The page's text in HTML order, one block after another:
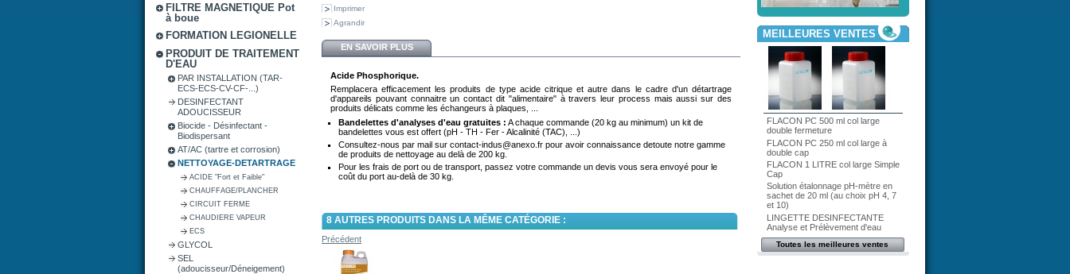
FILTRE MAGNETIQUE Pot
à boue
FORMATION LEGIONELLE
PRODUIT DE TRAITEMENT
D'EAU
PAR INSTALLATION (TAR-
ECS-ECS-CV-CF-...)
DESINFECTANT
ADOUCISSEUR
Biocide - Désinfectant -
Biodispersant
AT/AC (tartre et corrosion)
NETTOYAGE-DETARTRAGE
ACIDE "Fort et Faible"
CHAUFFAGE/PLANCHER
CIRCUIT FERME
CHAUDIERE VAPEUR
ECS
GLYCOL
SEL
(adoucisseur/Déneigement)
Imprimer
Agrandir
EN SAVOIR PLUS
Acide Phosphorique.
Remplacera efficacement les produits de type acide citrique et autre dans le cadre d'un détartrage
d'appareils pouvant connaitre un contact dit "alimentaire" à travers leur process mais aussi sur des
produits délicats comme les échangeurs à plaques, ...
Bandelettes d'analyses d'eau gratuites : A chaque commande (20 kg au minimum) un kit de
bandelettes vous est offert (pH - TH - Fer - Alcalinité (TAC), ...)
Consultez-nous par mail sur contact-indus@anexo.fr pour avoir connaissance detoute notre gamme
de produits de nettoyage au delà de 200 kg.
Pour les frais de port ou de transport, passez votre commande un devis vous sera envoyé pour le
coût du port au-delà de 30 kg.
8 AUTRES PRODUITS DANS LA MÊME CATÉGORIE :
Précédent
MEILLEURES VENTES
FLACON PC 500 ml col large
double fermeture
FLACON PC 250 ml col large à
double cap
FLACON 1 LITRE col large Simple
Cap
Solution étalonnage pH-mètre en
sachet de 20 ml (au choix pH 4, 7
et 10)
LINGETTE DESINFECTANTE
Analyse et Prélèvement d'eau
Toutes les meilleures ventes